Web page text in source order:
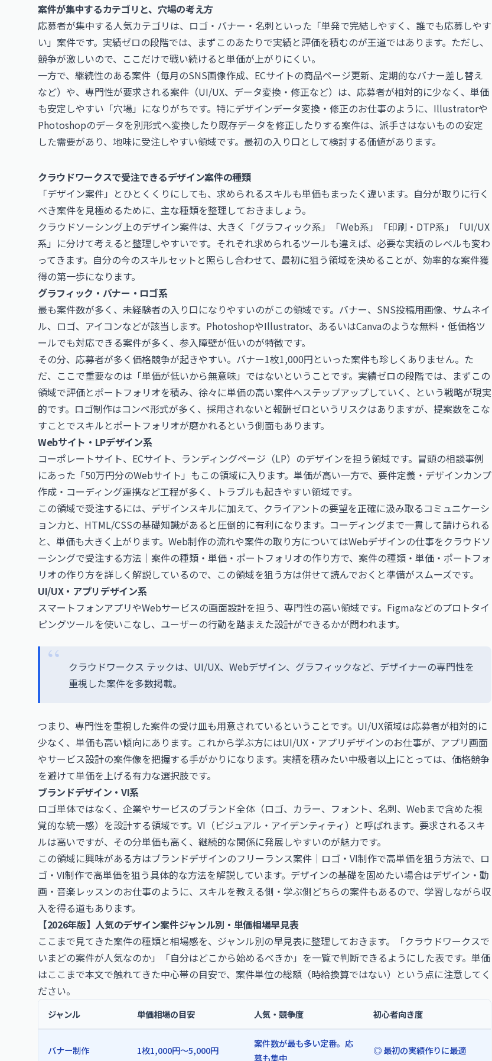
案件が集中するカテゴリと、穴場の考え方
応募者が集中する人気カテゴリは、ロゴ・バナー・名刺といった「単発で完結しやすく、誰でも応募しやす
い」案件です。実績ゼロの段階では、まずこのあたりで実績と評価を積むのが王道ではあります。ただし、
競争が激しいので、ここだけで戦い続けると単価が上がりにくい。
一方で、継続性のある案件（毎月のSNS画像作成、ECサイトの商品ページ更新、定期的なバナー差し替え
など）や、専門性が要求される案件（UI/UX、データ変換・修正など）は、応募者が相対的に少なく、単価
も安定しやすい「穴場」になりがちです。特にデザインデータ変換・修正のお仕事のように、Illustratorや
Photoshopのデータを別形式へ変換したり既存データを修正したりする案件は、派手さはないものの安定
した需要があり、地味に受注しやすい領域です。最初の入り口として検討する価値があります。
クラウドワークスで受注できるデザイン案件の種類
「デザイン案件」とひとくくりにしても、求められるスキルも単価もまったく違います。自分が取りに行く
べき案件を見極めるために、主な種類を整理しておきましょう。
クラウドソーシング上のデザイン案件は、大きく「グラフィック系」「Web系」「印刷・DTP系」「UI/UX
系」に分けて考えると整理しやすいです。それぞれ求められるツールも違えば、必要な実績のレベルも変わ
ってきます。自分の今のスキルセットと照らし合わせて、最初に狙う領域を決めることが、効率的な案件獲
得の第一歩になります。
グラフィック・バナー・ロゴ系
最も案件数が多く、未経験者の入り口になりやすいのがこの領域です。バナー、SNS投稿用画像、サムネイ
ル、ロゴ、アイコンなどが該当します。PhotoshopやIllustrator、あるいはCanvaのような無料・低価格ツ
ールでも対応できる案件が多く、参入障壁が低いのが特徴です。
その分、応募者が多く価格競争が起きやすい。バナー1枚1,000円といった案件も珍しくありません。た
だ、ここで重要なのは「単価が低いから無意味」ではないということです。実績ゼロの段階では、まずこの
領域で評価とポートフォリオを積み、徐々に単価の高い案件へステップアップしていく、という戦略が現実
的です。ロゴ制作はコンペ形式が多く、採用されないと報酬ゼロというリスクはありますが、提案数をこな
すことでスキルとポートフォリオが磨かれるという側面もあります。
Webサイト・LPデザイン系
コーポレートサイト、ECサイト、ランディングページ（LP）のデザインを担う領域です。冒頭の相談事例
にあった「50万円分のWebサイト」もこの領域に入ります。単価が高い一方で、要件定義・デザインカンプ
作成・コーディング連携など工程が多く、トラブルも起きやすい領域です。
この領域で受注するには、デザインスキルに加えて、クライアントの要望を正確に汲み取るコミュニケーシ
ョン力と、HTML/CSSの基礎知識があると圧倒的に有利になります。コーディングまで一貫して請けられる
と、単価も大きく上がります。Web制作の流れや案件の取り方についてはWebデザインの仕事をクラウドソ
ーシングで受注する方法｜案件の種類・単価・ポートフォリオの作り方で、案件の種類・単価・ポートフォ
リオの作り方を詳しく解説しているので、この領域を狙う方は併せて読んでおくと準備がスムーズです。
UI/UX・アプリデザイン系
スマートフォンアプリやWebサービスの画面設計を担う、専門性の高い領域です。Figmaなどのプロトタイ
ピングツールを使いこなし、ユーザーの行動を踏まえた設計ができるかが問われます。
クラウドワークス テックは、UI/UX、Webデザイン、グラフィックなど、デザイナーの専門性を
重視した案件を多数掲載。
つまり、専門性を重視した案件の受け皿も用意されているということです。UI/UX領域は応募者が相対的に
少なく、単価も高い傾向にあります。これから学ぶ方にはUI/UX・アプリデザインのお仕事が、アプリ画面
やサービス設計の案件像を把握する手がかりになります。実績を積みたい中級者以上にとっては、価格競争
を避けて単価を上げる有力な選択肢です。
ブランドデザイン・VI系
ロゴ単体ではなく、企業やサービスのブランド全体（ロゴ、カラー、フォント、名刺、Webまで含めた視
覚的な統一感）を設計する領域です。VI（ビジュアル・アイデンティティ）と呼ばれます。要求されるスキ
ルは高いですが、その分単価も高く、継続的な関係に発展しやすいのが魅力です。
この領域に興味がある方はブランドデザインのフリーランス案件｜ロゴ・VI制作で高単価を狙う方法で、ロ
ゴ・VI制作で高単価を狙う具体的な方法を解説しています。デザインの基礎を固めたい場合はデザイン・動
画・音楽レッスンのお仕事のように、スキルを教える側・学ぶ側どちらの案件もあるので、学習しながら収
入を得る道もあります。
【2026年版】人気のデザイン案件ジャンル別・単価相場早見表
ここまで見てきた案件の種類と相場感を、ジャンル別の早見表に整理しておきます。「クラウドワークスで
いまどの案件が人気なのか」「自分はどこから始めるべきか」を一覧で判断できるようにした表です。単価
はここまで本文で触れてきた中心帯の目安で、案件単位の総額（時給換算ではない）という点に注意してく
ださい。
ジャンル 単価相場の目安 人気・競争度 初心者向き度
バナー制作 1枚1,000円〜5,000円
案件数が最も多い定番。応
募も集中
◎ 最初の実績作りに最適